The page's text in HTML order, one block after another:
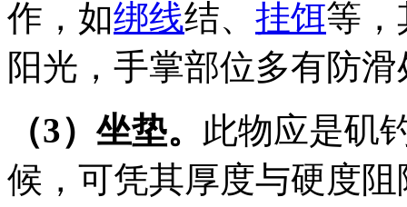
作，如绑线结、 挂饵等，
阳光，手掌部位多有防
（3）坐垫。 此物应是矶
候，可凭其厚度与硬度